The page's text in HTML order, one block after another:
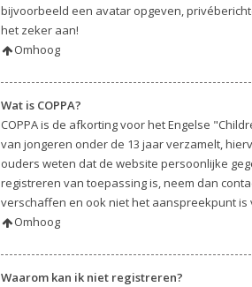
bijvoorbeeld een avatar opgeven,
het zeker aan!
Omhoog
Wat is COPPA?
COPPA is de afkorting voor het Engelse
van jongeren onder de 13 jaar verzamelt,
ouders weten dat de website persoonlijke
registreren van toepassing is, neem dan
verschaffen en ook niet het aanspreekpunt
Omhoog
Waarom kan ik niet registreren?